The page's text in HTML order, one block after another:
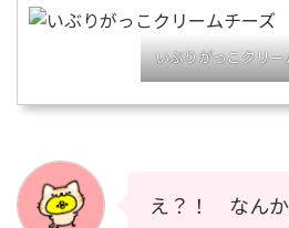
いぶりがっこクリー
え？！ なん